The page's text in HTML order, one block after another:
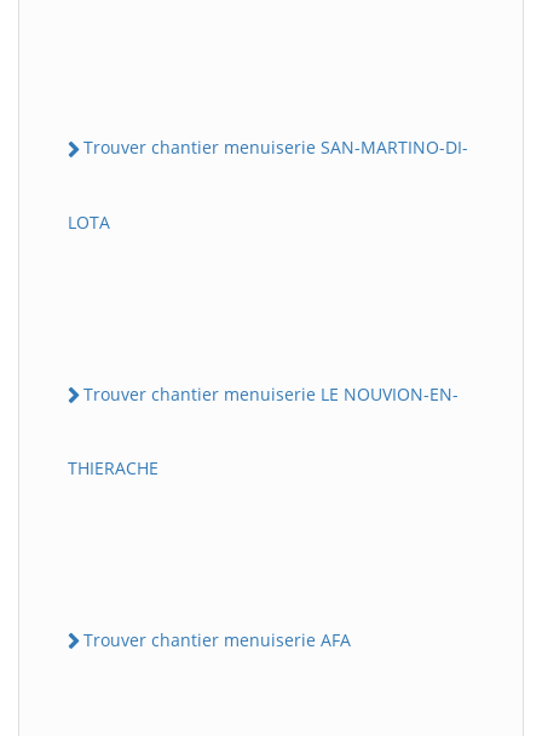
Trouver chantier menuiserie SAN-MARTINO-DI-
LOTA
Trouver chantier menuiserie LE NOUVION-EN-
THIERACHE
Trouver chantier menuiserie AFA